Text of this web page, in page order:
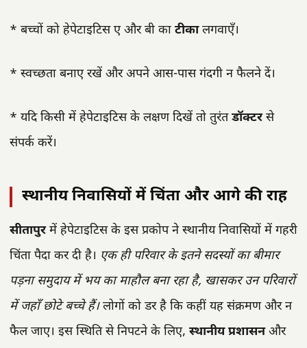
* बच्चों को हेपेटाइटिस ए और बी का टीकालगवाएँ।
* स्वच्छता बनाए रखें और अपने आस-पास गंदगी न फैलने दें।
* यदि किसी में हेपेटाइटिस के लक्षण दिखें तो तुरंतडॉक्टरसे
संपर्क करें।
स्थानीय निवासियों में चिंता और आगे की राह
सीतापुरमें हेपेटाइटिस के इस प्रकोप ने स्थानीय निवासियों में गहरी
चिंता पैदा कर दी है। एक ही परिवार के इतने सदस्यों का बीमार
पड़ना समुदाय में भय का माहौल बना रहा है, खासकर उन परिवारों
में जहाँ छोटे बच्चे हैं।लोगों को डर है कि कहीं यह संक्रमण और न
फैल जाए। इस स्थिति से निपटने के लिए, स्थानीय प्रशासनऔर